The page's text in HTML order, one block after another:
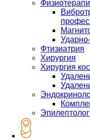
Фтизиатрия
Хирургия
Хирургия